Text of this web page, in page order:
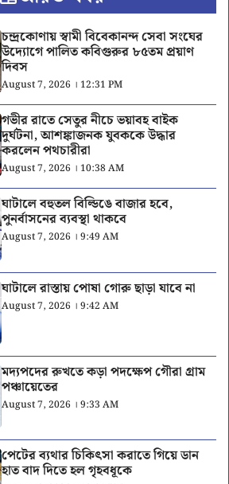
চন্দ্রকোণায় স্বামী বিবেকানন্দ সেবা সংঘের
উদ্যোগে পালিত কবিগুরুর ৮৫তম প্রয়াণ
দিবস
August 7, 2026 । 12:31 PM
গভীর রাতে সেতুর নীচে ভয়াবহ বাইক
দুর্ঘটনা, আশঙ্কাজনক যুবককে উদ্ধার
করলেন পথচারীরা
August 7, 2026 । 10:38 AM
ঘাটালে বহুতল বিল্ডিঙে বাজার হবে,
পুনর্বাসনের ব্যবস্থা থাকবে
August 7, 2026 । 9:49 AM
ঘাটালে রাস্তায় পোষা গোরু ছাড়া যাবে না
August 7, 2026 । 9:42 AM
মদ্যপদের রুখতে কড়া পদক্ষেপ গৌরা গ্রাম
পঞ্চায়েতের
August 7, 2026 । 9:33 AM
পেটের ব্যথার চিকিৎসা করাতে গিয়ে ডান
হাত বাদ দিতে হল গৃহবধূকে